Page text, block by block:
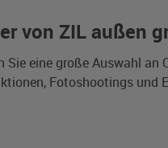
von ZIL außen
Sie eine große Auswahl
Fotoshootings und